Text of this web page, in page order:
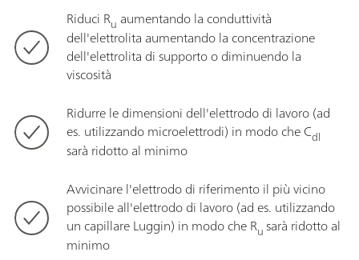
Riduci Ru aumentando la conduttività
dell'elettrolita aumentando la concentrazione
dell'elettrolita di supporto o diminuendo la
viscosità
Ridurre le dimensioni dell'elettrodo di lavoro (ad
es. utilizzando microelettrodi) in modo che Cdl
sarà ridotto al minimo
Avvicinare l'elettrodo di riferimento il più vicino
possibile all'elettrodo di lavoro (ad es. utilizzando
un capillare Luggin) in modo che Rusarà ridotto al
minimo